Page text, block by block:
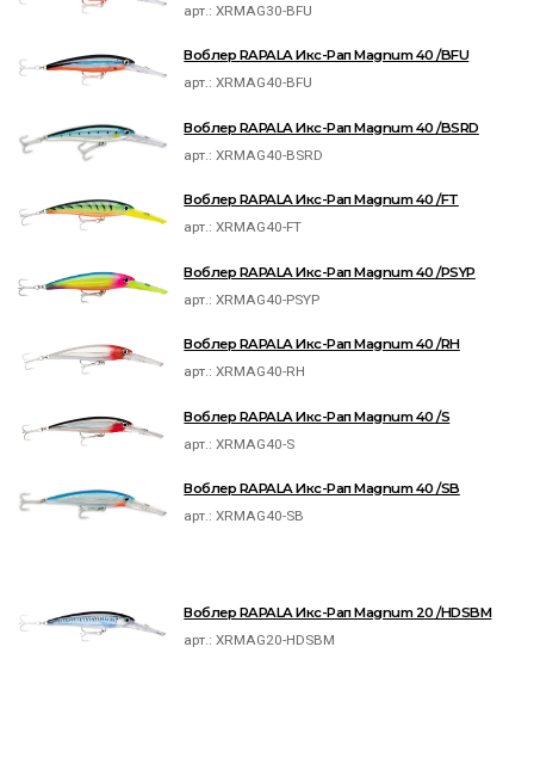
арт.:XRMAG30-BFU
Воблер RAPALA Икс-Рап Magnum 40 /BFU
арт.:XRMAG40-BFU
Воблер RAPALA Икс-Рап Magnum 40 /BSRD
арт.:XRMAG40-BSRD
Воблер RAPALA Икс-Рап Magnum 40 /FT
арт.:XRMAG40-FT
Воблер RAPALA Икс-Рап Magnum 40 /PSYP
арт.:XRMAG40-PSYP
Воблер RAPALA Икс-Рап Magnum 40 /RH
арт.:XRMAG40-RH
Воблер RAPALA Икс-Рап Magnum 40 /S
арт.:XRMAG40-S
Воблер RAPALA Икс-Рап Magnum 40 /SB
арт.:XRMAG40-SB
Воблер RAPALA Икс-Рап Magnum 20 /HDSBM
арт.:XRMAG20-HDSBM